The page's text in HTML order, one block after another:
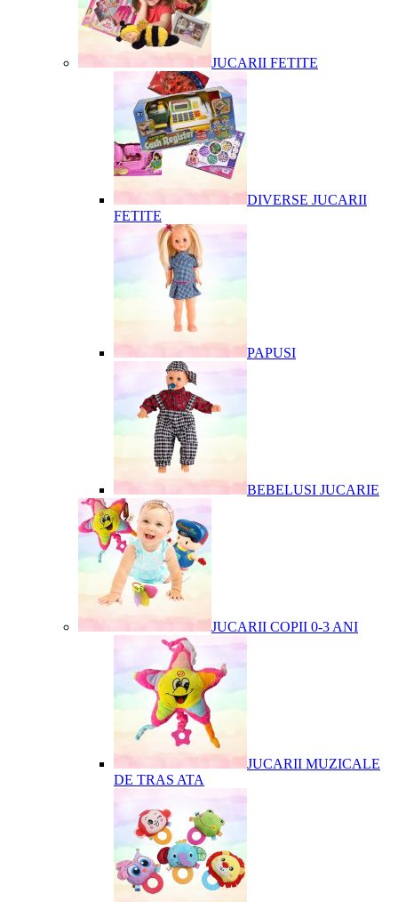
JUCARII FETITE
DIVERSE JUCARII
FETITE
PAPUSI
BEBELUSI JUCARIE
JUCARII COPII 0-3 ANI
JUCARII MUZICALE
DE TRAS ATA